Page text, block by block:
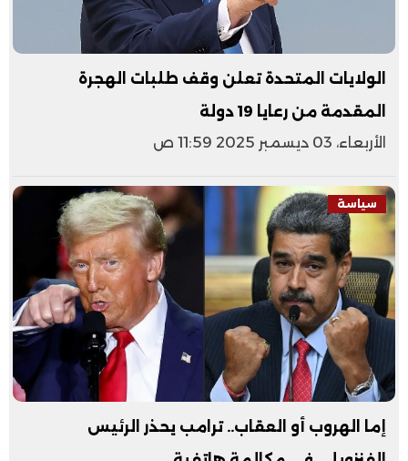
الولايات المتحدة تعلن وقف طلبات الهجرة
المقدمة من رعايا 19 دولة
الأربعاء، 03 ديسمبر 2025 11:59 ص
سياسة
إما الهروب أو العقاب.. ترامب يحذر الرئيس